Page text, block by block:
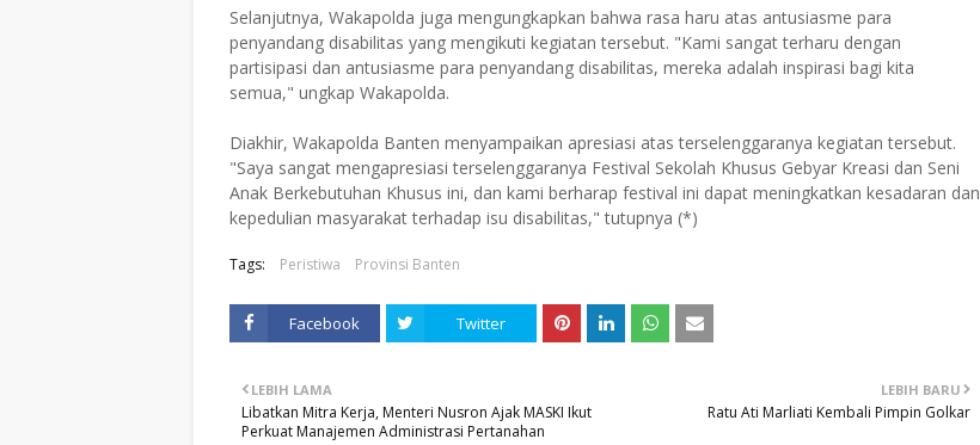
Selanjutnya, Wakapolda juga mengungkapkan bahwa rasa haru atas antusiasme para
penyandang disabilitas yang mengikuti kegiatan tersebut. "Kami sangat terharu dengan
partisipasi dan antusiasme para penyandang disabilitas, mereka adalah inspirasi bagi kita
semua," ungkap Wakapolda.
Diakhir, Wakapolda Banten menyampaikan apresiasi atas terselenggaranya kegiatan tersebut.
"Saya sangat mengapresiasi terselenggaranya Festival Sekolah Khusus Gebyar Kreasi dan Seni
Anak Berkebutuhan Khusus ini, dan kami berharap festival ini dapat meningkatkan kesadaran dan
kepedulian masyarakat terhadap isu disabilitas," tutupnya (*)
Tags: Peristiwa Provinsi Banten
Facebook Twitter
LEBIH BARU
Ratu Ati Marliati Kembali Pimpin Golkar
LEBIH LAMA
Libatkan Mitra Kerja, Menteri Nusron Ajak MASKI Ikut
Perkuat Manajemen Administrasi Pertanahan